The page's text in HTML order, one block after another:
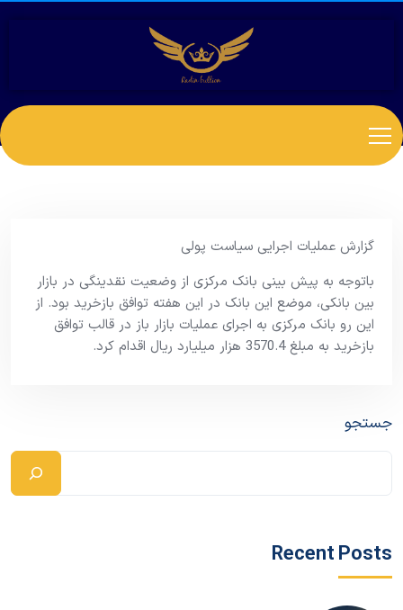
گزارش عملیات اجرایی سیاست پولی
باتوجه به پیش بینی بانک مرکزی از وضعیت نقدینگی در بازار
بین بانکی، موضع این بانک در این هفته توافق بازخرید بود. از
این رو بانک مرکزی به اجرای عملیات بازار باز در قالب توافق
بازخرید به مبلغ 3570.4 هزار میلیارد ریال اقدام کرد.
جستجو
Recent Posts